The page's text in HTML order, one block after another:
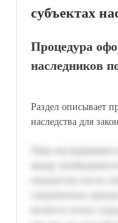
субъектах
Процедура
наследников
Раздел описывает
наследства для